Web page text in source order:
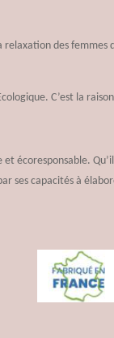
relaxation des femmes
C’est la
écoresponsable. Qu’il
ses capacités à